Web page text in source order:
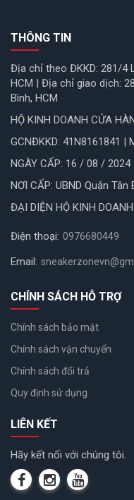
THÔNG TIN
Địa chỉ theo ĐKKD: 281/4
HCM | Địa chỉ giao dịch:
Bình, HCM
HỘ KINH DOANH CỬA
GCNĐKKD: 41N8161841 |
NGÀY CẤP: 16 / 08 / 2024
NƠI CẤP: UBND Quận
ĐẠI DIỆN HỘ KINH
Điện thoại: 0976680449
Email:
CHÍNH SÁCH HỖ TRỢ
Chính sách bảo mật
Chính sách vận chuyển
Chính sách đổi trả
Quy định sử dụng
LIÊN KẾT
Hãy kết nối với chúng tôi.